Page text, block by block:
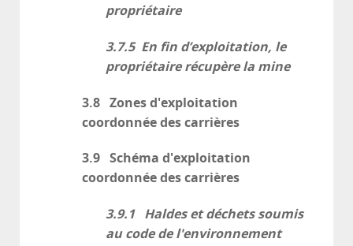
propriétaire
3.7.5 En fin d’exploitation, le
propriétaire récupère la mine
3.8 Zones d'exploitation
coordonnée des carrières
3.9 Schéma d'exploitation
coordonnée des carrières
3.9.1 Haldes et déchets soumis
au code de l'environnement